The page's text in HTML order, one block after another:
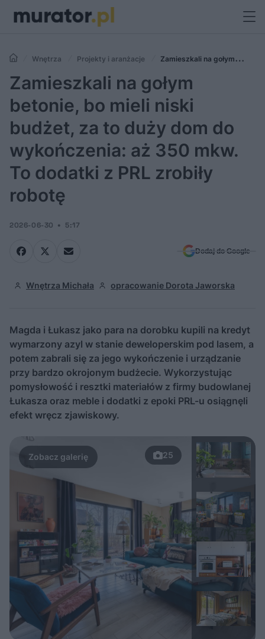
Wnętrza Projekty i aranżacje
Zamieszkali na gołym
betonie, bo mieli niski budżet, za to duży dom do wykończenia: aż 350
mkw. To dodatki z PRL zrobiły robotę
Zamieszkali na gołym
betonie, bo mieli niski
budżet, za to duży dom do
wykończenia: aż 350 mkw.
To dodatki z PRL zrobiły
robotę
2026-06-30 5:17
Dodaj do Google
Wnętrza Michała opracowanie Dorota Jaworska
Magda i Łukasz jako para na dorobku kupili na kredyt
wymarzony azyl w stanie deweloperskim pod lasem, a
potem zabrali się za jego wykończenie i urządzanie
przy bardzo okrojonym budżecie. Wykorzystując
pomysłowość i resztki materiałów z firmy budowlanej
Łukasza oraz meble i dodatki z epoki PRL-u osiągnęli
efekt wręcz zjawiskowy.
25